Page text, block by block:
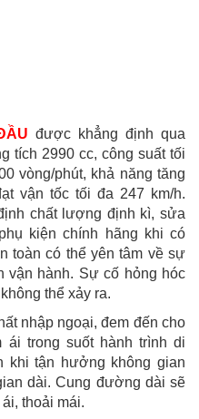
được khẳng định qua
tích 2990 cc, công suất tối
vòng/phút, khả năng tăng
vận tốc tối đa 247 km/h.
chất lượng định kì, sửa
kiện chính hãng khi có
toàn có thể yên tâm về sự
vận hành. Sự cố hỏng hóc
thể xảy ra.
nhập ngoại, đem đến cho
trong suốt hành trình di
khi tận hưởng không gian
dài. Cung đường dài sẽ
thoải mái.